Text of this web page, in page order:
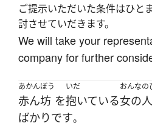
ご提示いただいた条件はひと
討させていだきます。
We will take your
company for further
あかんぼう
赤ん坊 を
いだ
抱いている
おんなの
女の人
ばかりです。